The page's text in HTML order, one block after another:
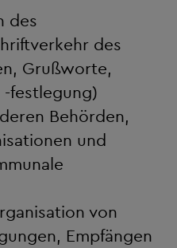
des
des
Grußworte,
festlegung)
Behörden,
und
von
Empfängen